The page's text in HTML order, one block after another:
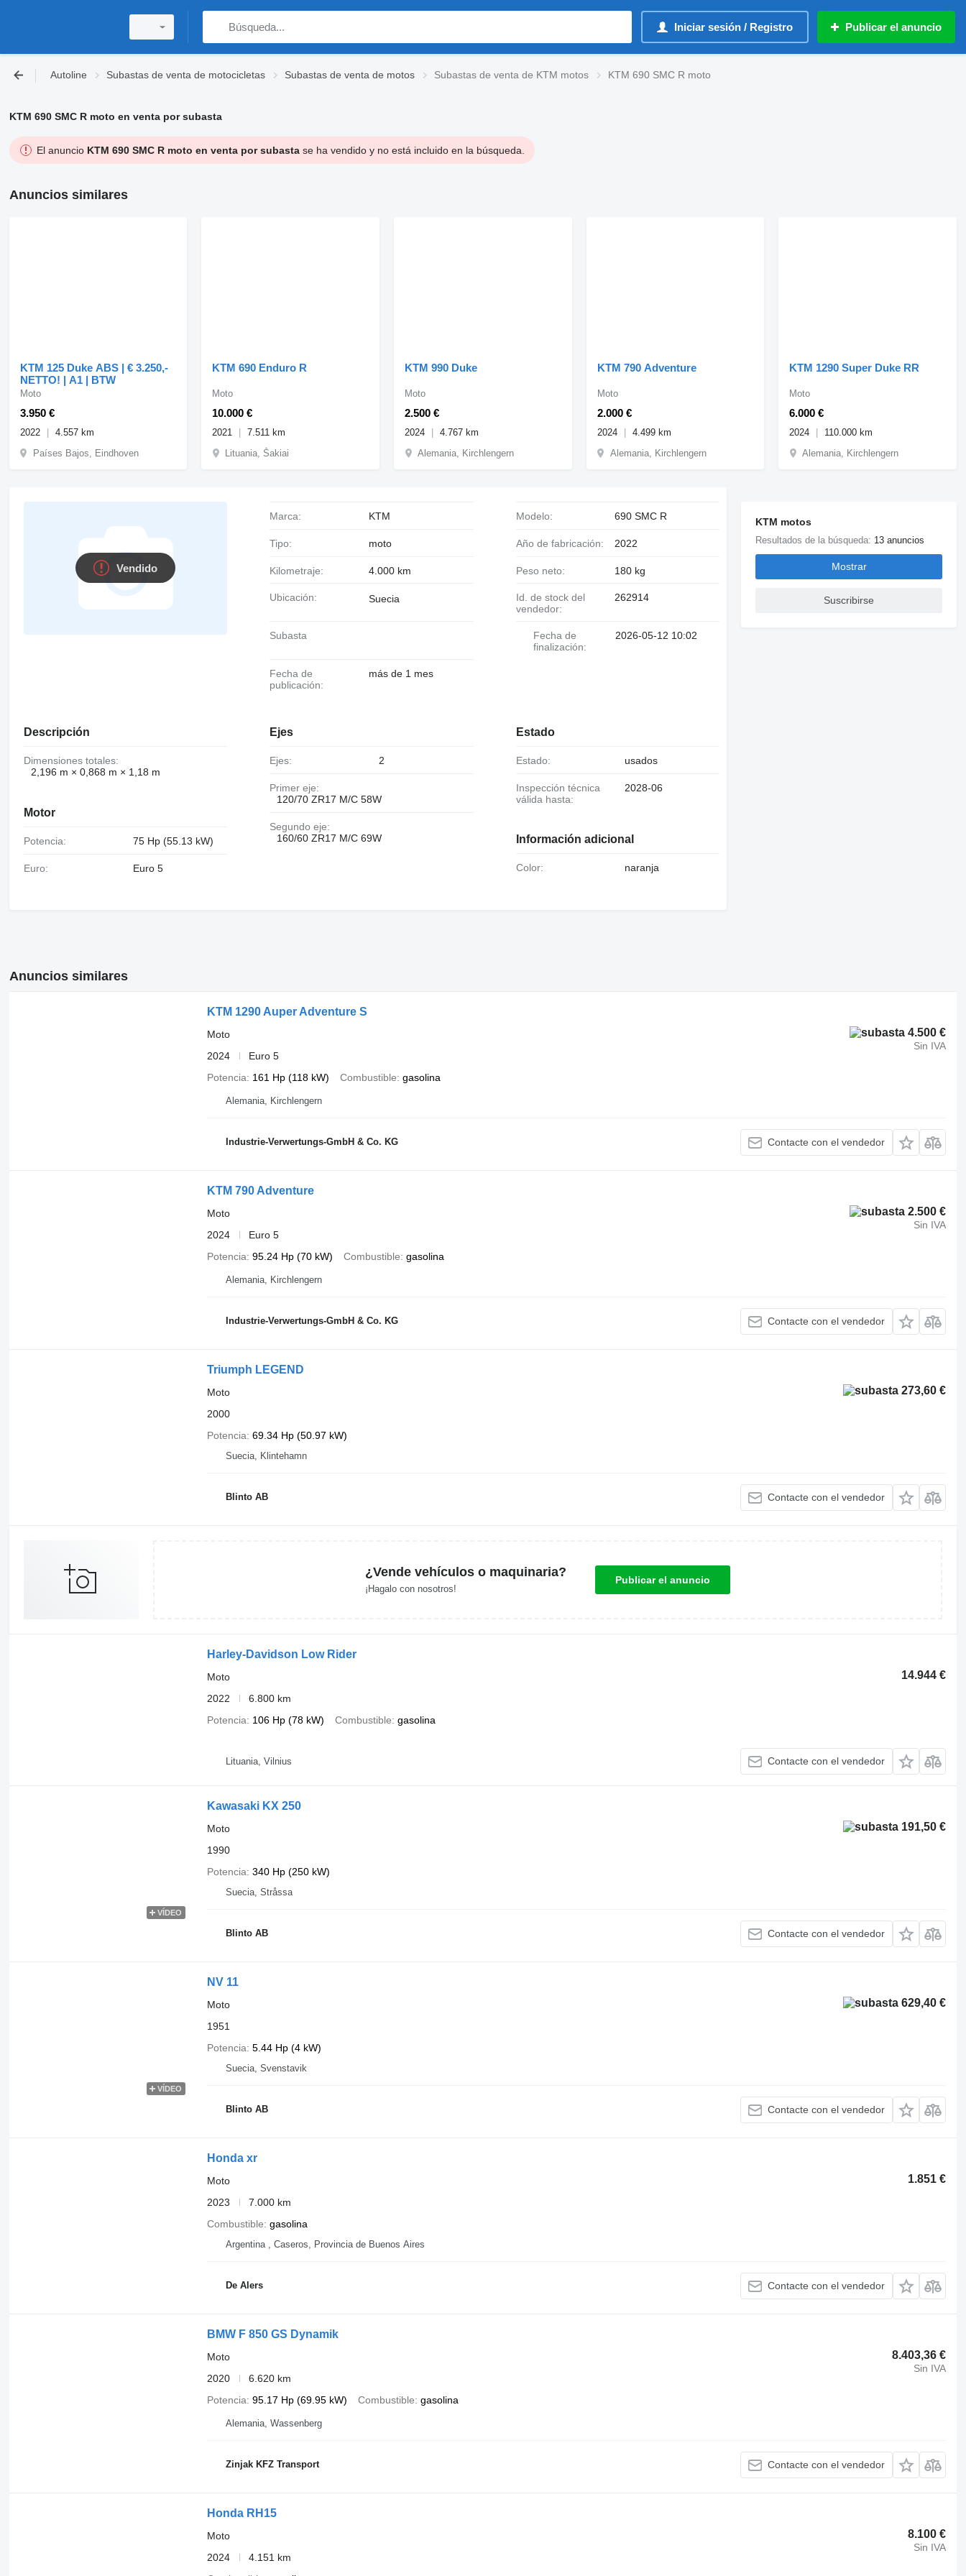
Iniciar sesión / Registro Publicar el anuncio
Autoline Subastas de venta de motocicletas Subastas de venta de motos Subastas de venta de KTM motos KTM 690 SMC R moto
KTM 690 SMC R moto en venta por subasta
El anuncio KTM 690 SMC R moto en venta por subastase ha vendido y no está incluido en la búsqueda.
Anuncios similares
KTM 125 Duke ABS | € 3.250,-
NETTO! | A1 | BTW
3.950 €
Moto
2022
4.557 km
Países Bajos, Eindhoven
KTM 690 Enduro R
10.000 €
Moto
2021
7.511 km
Lituania, Šakiai
KTM 990 Duke
2.500 €
Moto
2024
4.767 km
Alemania, Kirchlengern
KTM 790 Adventure
2.000 €
Moto
2024
4.499 km
Alemania, Kirchlengern
KTM 1290 Super Duke RR
6.000 €
Moto
2024
110.000 km
Alemania, Kirchlengern
Vendido
Marca: KTM Modelo: 690 SMC R
Tipo: moto Año de fabricación: 2022
Kilometraje: 4.000 km Peso neto: 180 kg
Ubicación: Suecia
Id. de stock del
vendedor:
262914
Subasta
Fecha de
finalización:
2026-05-12 10:02
Fecha de
publicación:
más de 1 mes
Descripción
Dimensiones totales:
2,196 m × 0,868 m × 1,18 m
Motor
Potencia: 75 Hp (55.13 kW)
Euro: Euro 5
Ejes
Ejes: 2
Primer eje:
120/70 ZR17 M/C 58W
Segundo eje:
160/60 ZR17 M/C 69W
Estado
Estado: usados
Inspección técnica
válida hasta:
2028-06
Información adicional
Color: naranja
KTM motos
Resultados de la búsqueda: 13 anuncios
Mostrar
Suscribirse
Anuncios similares
KTM 1290 Auper Adventure S
4.500 €
Sin IVA
Moto
2024
Euro 5
Potencia
161 Hp (118 kW) Combustible gasolina
Alemania, Kirchlengern
Industrie-Verwertungs-GmbH & Co. KG Contacte con el vendedor
KTM 790 Adventure
2.500 €
Sin IVA
Moto
2024
Euro 5
Potencia 95.24 Hp (70 kW) Combustible gasolina
Alemania, Kirchlengern
Industrie-Verwertungs-GmbH & Co. KG Contacte con el vendedor
Triumph LEGEND
273,60 €
Moto
2000
Potencia 69.34 Hp (50.97 kW)
Suecia, Klintehamn
Blinto AB Contacte con el vendedor
¿Vende vehículos o maquinaria?
¡Hagalo con nosotros!
Publicar el anuncio
Harley-Davidson Low Rider
14.944 €
Moto
2022
6.800 km
Potencia
106 Hp (78 kW) Combustible gasolina
Lituania, Vilnius Contacte con el vendedor
VÍDEO
Kawasaki KX 250
191,50 €
Moto
1990
Potencia 340 Hp (250 kW)
Suecia, Stråssa
Blinto AB Contacte con el vendedor
VÍDEO
NV 11
629,40 €
Moto
1951
Potencia 5.44 Hp (4 kW)
Suecia, Svenstavik
Blinto AB Contacte con el vendedor
Honda xr
1.851 €
Moto
2023
7.000 km
Combustible gasolina
Argentina , Caseros, Provincia de Buenos Aires
De Alers Contacte con el vendedor
BMW F 850 GS Dynamik
8.403,36 €
Sin IVA
Moto
2020
6.620 km
Potencia 95.17 Hp (69.95 kW) Combustible gasolina
Alemania, Wassenberg
Zinjak KFZ Transport Contacte con el vendedor
Honda RH15
8.100 €
Sin IVA
Moto
2024
4.151 km